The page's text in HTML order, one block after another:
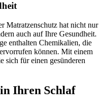
Matratzenschutz hat nicht nur
auch auf Ihre Gesundheit.
enthalten Chemikalien, die
können. Mit einem
sich für einen gesünderen
Ihren Schlaf